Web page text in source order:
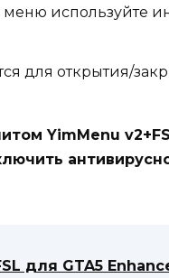
меню используйте
для открытия/
YimMenu
для GTA5